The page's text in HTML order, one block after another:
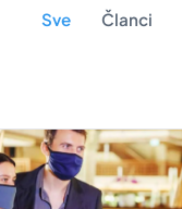
Sve Članci